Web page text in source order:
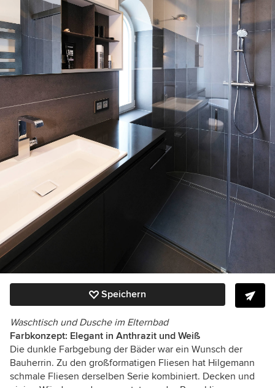
Speichern
Waschtisch und Dusche im Elternbad
Farbkonzept: Elegant in Anthrazit und Weiß
Die dunkle Farbgebung der Bäder war ein Wunsch der
Bauherrin. Zu den großformatigen Fliesen hat Hilgemann
schmale Fliesen derselben Serie kombiniert. Decken und